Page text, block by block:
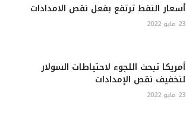
أسعار النفط ترتفع بفعل نقص الامدادات
23 مايو 2022
أمريكا تبحث اللجوء لاحتياطات السولار
لتخفيف نقص الإمدادات
23 مايو 2022